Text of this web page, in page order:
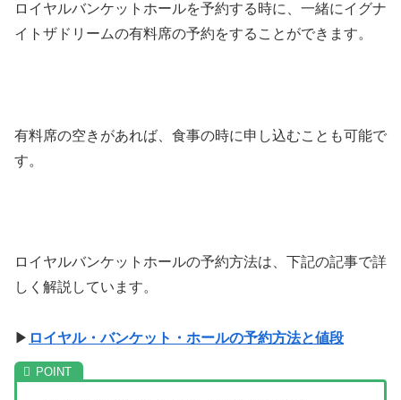
ロイヤルバンケットホールを予約する時に、一緒にイグナ
イトザドリームの有料席の予約をすることができます。
有料席の空きがあれば、食事の時に申し込むことも可能で
す。
ロイヤルバンケットホールの予約方法は、下記の記事で詳
しく解説しています。
▶ ロイヤル・バンケット・ホールの予約方法と値段